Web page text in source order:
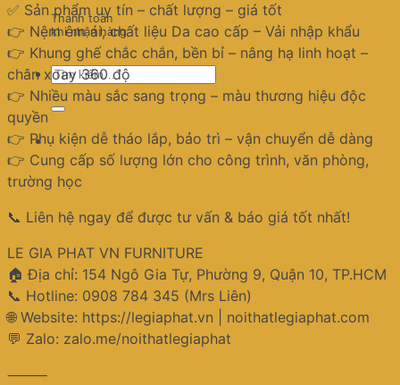
Thanh toán
khi nhận hàng
Tìm
kiếm:
✅ Sản phẩm uy tín – chất lượng – giá tốt
👉 Nệm êm ái, chất liệu Da cao cấp – Vải nhập khẩu
👉 Khung ghế chắc chắn, bền bỉ – nâng hạ linh hoạt –
chân xoay 360 độ
👉 Nhiều màu sắc sang trọng – màu thương hiệu độc
quyền
👉 Phụ kiện dễ tháo lắp, bảo trì – vận chuyển dễ dàng
👉 Cung cấp số lượng lớn cho công trình, văn phòng,
trường học
📞 Liên hệ ngay để được tư vấn & báo giá tốt nhất!
LE GIA PHAT VN FURNITURE
🏠 Địa chỉ: 154 Ngô Gia Tự, Phường 9, Quận 10, TP.HCM
📞 Hotline: 0908 784 345 (Mrs Liên)
🌐 Website: https://legiaphat.vn | noithatlegiaphat.com
💬 Zalo: zalo.me/noithatlegiaphat
⸻